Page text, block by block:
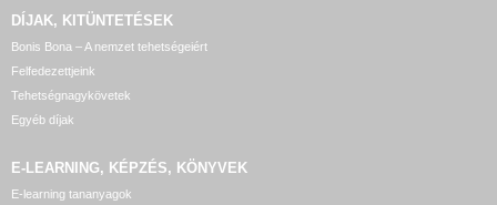
DÍJAK, KITÜNTETÉSEK
Bonis Bona – A nemzet tehetségeiért
Felfedezettjeink
Tehetségnagykövetek
Egyéb díjak
E-LEARNING, KÉPZÉS, KÖNYVEK
E-learning tananyagok